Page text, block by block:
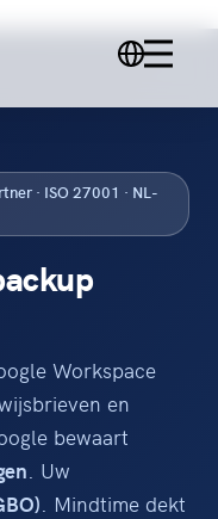
· ISO 27001 · NL-
Workspace
en
bewaart
. Uw
. Mindtime dekt